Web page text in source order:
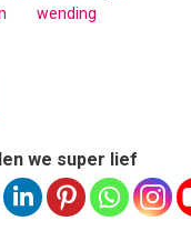
wending
we super lief